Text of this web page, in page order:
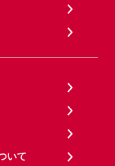
いて